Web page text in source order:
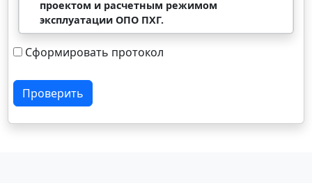
проектом и расчетным режимом
эксплуатации ОПО ПХГ.
Сформировать протокол
Проверить